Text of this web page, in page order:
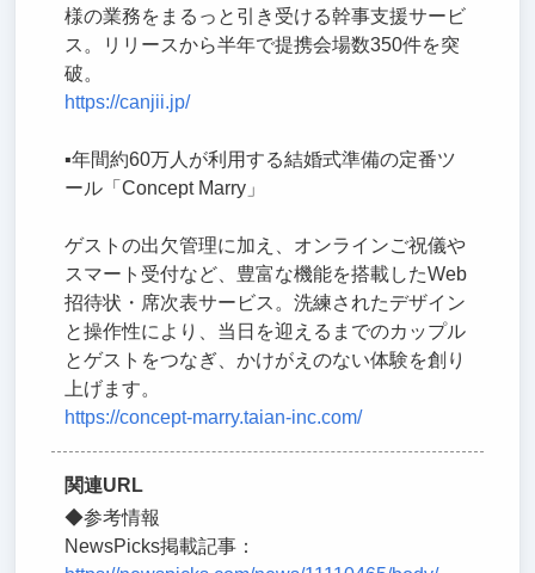
様の業務をまるっと引き受ける幹事支援サービ
ス。リリースから半年で提携会場数350件を突
破。
https://canjii.jp/
▪年間約60万人が利用する結婚式準備の定番ツ
ール「Concept Marry」
ゲストの出欠管理に加え、オンラインご祝儀や
スマート受付など、豊富な機能を搭載したWeb
招待状・席次表サービス。洗練されたデザイン
と操作性により、当日を迎えるまでのカップル
とゲストをつなぎ、かけがえのない体験を創り
上げます。
https://concept-marry.taian-inc.com/
関連URL
◆参考情報
NewsPicks掲載記事：